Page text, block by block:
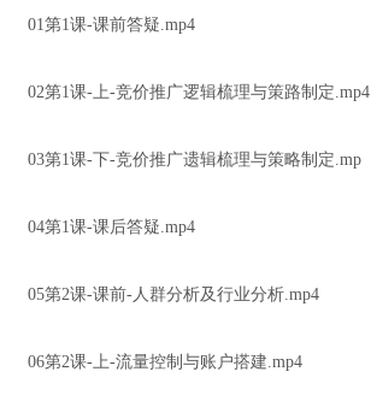
01第1课-课前答疑.mp4
02第1课-上-竞价推广逻辑梳理与策路制定.mp4
03第1课-下-竞价推广遗辑梳理与策略制定.mp
04第1课-课后答疑.mp4
05第2课-课前-人群分析及行业分析.mp4
06第2课-上-流量控制与账户搭建.mp4